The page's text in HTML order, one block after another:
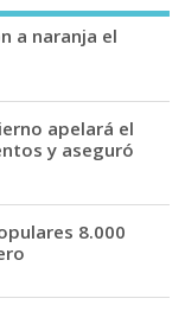
a naranja el
apelará el
y aseguró
8.000